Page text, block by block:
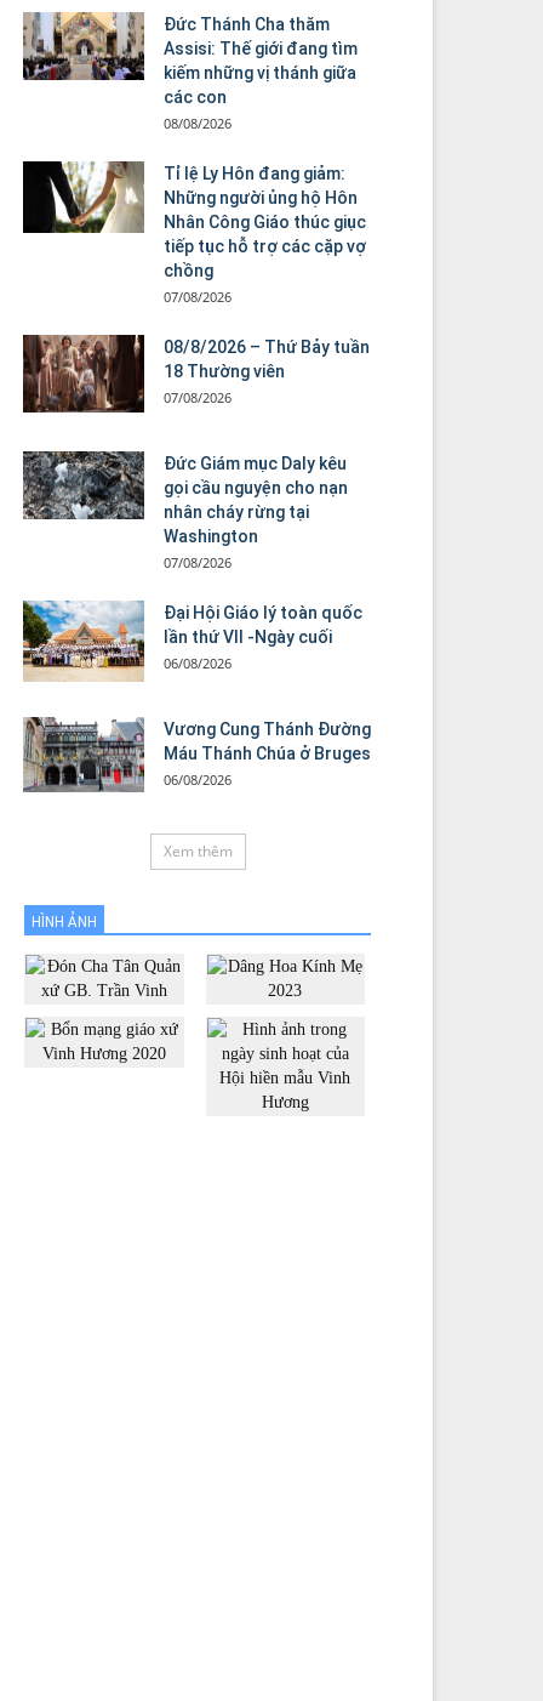
Đức Thánh Cha thăm
Assisi: Thế giới đang tìm
kiếm những vị thánh giữa
các con
08/08/2026
Tỉ lệ Ly Hôn đang giảm:
Những người ủng hộ Hôn
Nhân Công Giáo thúc giục
tiếp tục hỗ trợ các cặp vợ
chồng
07/08/2026
08/8/2026 – Thứ Bảy tuần
18 Thường viên
07/08/2026
Đức Giám mục Daly kêu
gọi cầu nguyện cho nạn
nhân cháy rừng tại
Washington
07/08/2026
Đại Hội Giáo lý toàn quốc
lần thứ VII -Ngày cuối
06/08/2026
Vương Cung Thánh Ðường
Máu Thánh Chúa ở Bruges
06/08/2026
Xem thêm
HÌNH ẢNH